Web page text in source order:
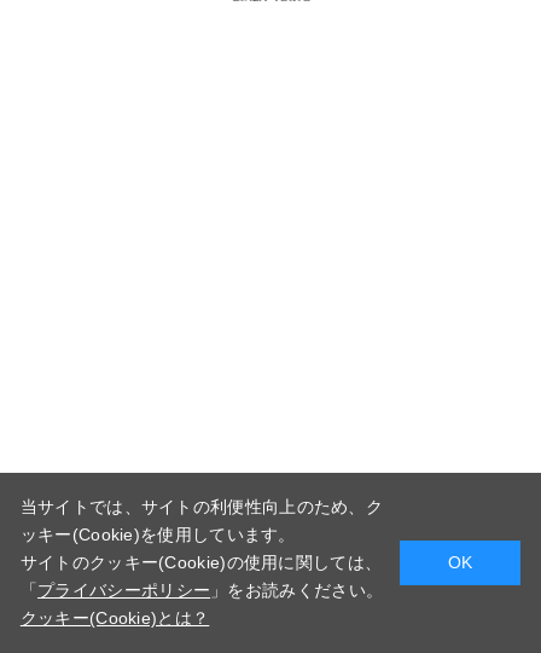
当サイトでは、サイトの利便性向上のため、ク
ッキー(Cookie)を使用しています。
サイトのクッキー(Cookie)の使用に関しては、
「 プライバシーポリシー 」をお読みください。
クッキー(Cookie)とは？
OK